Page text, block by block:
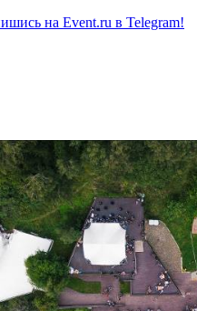
на Event.ru в Telegram!